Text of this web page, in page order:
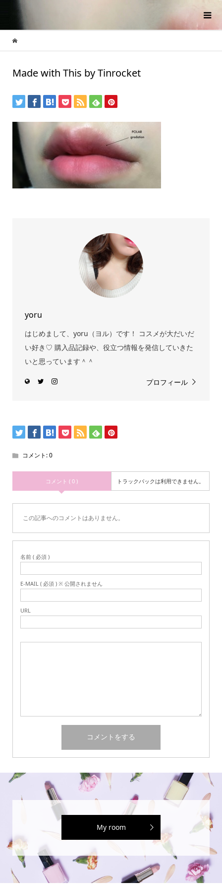
Made with This by Tinrocket
yoru
はじめまして、yoru（ヨル）です！ コスメが大だいだ
い好き♡ 購入品記録や、役立つ情報を発信していきた
いと思っています＾＾
プロフィール
コメント:0
コメント ( 0 ) トラックバックは利用できません。
この記事へのコメントはありません。
名前 ( 必須 )
E-MAIL ( 必須 ) ※ 公開されません
URL
My room